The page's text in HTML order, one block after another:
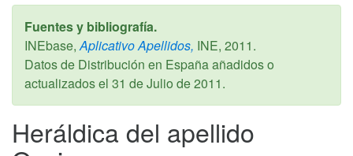
Fuentes y bibliografía.
INEbase, Aplicativo Apellidos, INE, 2011.
Datos de Distribución en España añadidos o
actualizados el 31 de Julio de 2011.
Heráldica del apellido